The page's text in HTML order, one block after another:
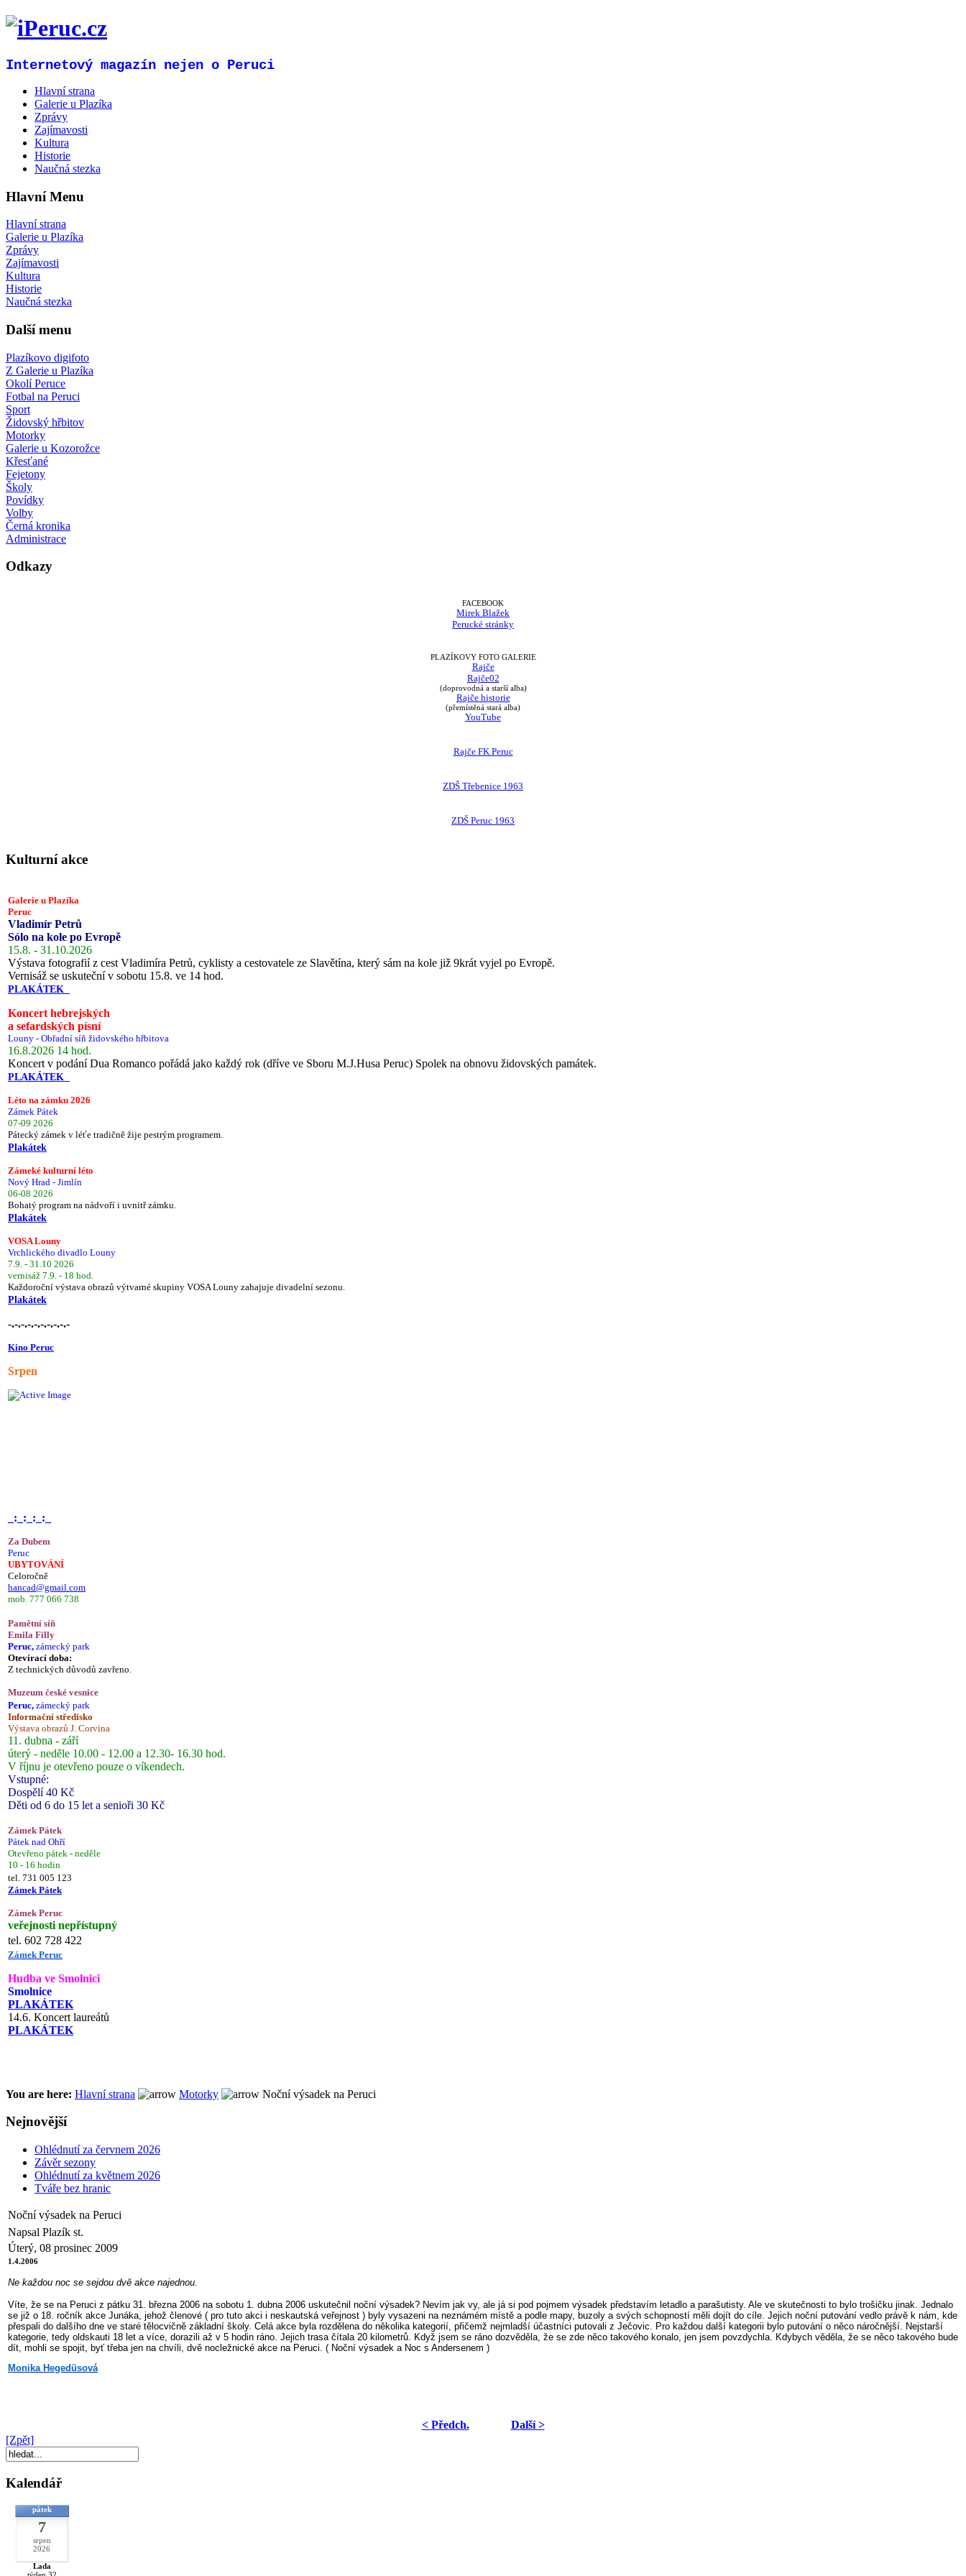
Internetový magazín nejen o Peruci
Hlavní strana
Galerie u Plazíka
Zprávy
Zajímavosti
Kultura
Historie
Naučná stezka
Hlavní Menu
Hlavní strana
Galerie u Plazíka
Zprávy
Zajímavosti
Kultura
Historie
Naučná stezka
Další menu
Plazíkovo digifoto
Z Galerie u Plazíka
Okolí Peruce
Fotbal na Peruci
Sport
Židovský hřbitov
Motorky
Galerie u Kozorožce
Křesťané
Fejetony
Školy
Povídky
Volby
Černá kronika
Administrace
Odkazy
FACEBOOK
Mirek Blažek
Perucké stránky
PLAZÍKOVY FOTO GALERIE
Rajče
Rajče02
(doprovodná a starší alba)
Rajče historie
(přemístěná stará alba)
YouTube
Rajče FK Peruc
ZDŠ Třebenice 1963
ZDŠ Peruc 1963
Kulturní akce
Galerie u Plazíka
Peruc
Vladimír Petrů
Sólo na kole po Evropě
15.8. - 31.10.2026
Výstava fotografií z cest Vladimíra Petrů, cyklisty a cestovatele ze Slavětína, který sám na kole již 9krát vyjel po Evropě.
Vernisáž se uskuteční v sobotu 15.8. ve 14 hod.
PLAKÁTEK
Koncert hebrejských
a sefardských písní
Louny - Obřadní síň židovského hřbitova
16.8.2026 14 hod.
Koncert v podání Dua Romanco pořádá jako každý rok (dříve ve Sboru M.J.Husa Peruc) Spolek na obnovu židovských památek.
PLAKÁTEK
Léto na zámku 2026
Zámek Pátek
07-09 2026
Pátecký zámek v léťe tradičně žije pestrým programem.
Plakátek
Zámeké kulturní léto
Nový Hrad - Jimlín
06-08 2026
Bohatý program na nádvoří i uvnitř zámku.
Plakátek
VOSA Louny
Vrchlického divadlo Louny
7.9. - 31.10 2026
vernisáž 7.9. - 18 hod.
Každoroční výstava obrazů výtvarné skupiny VOSA Louny zahajuje divadelní sezonu.
Plakátek
-.-.-.-.-.-.-.-.-.-
Kino Peruc
Srpen
_:_:_:_:_
Za Dubem
Peruc
UBYTOVÁNÍ
Celoročně
hancad@gmail.com
mob. 777 066 738
Pamětní síň
Emila Filly
Peruc, zámecký park
Otevírací doba:
Z technických důvodů zavřeno.
Muzeum české vesnice
Peruc, zámecký park
Informační středisko
Výstava obrazů J. Corvina
11. dubna - září
úterý - neděle 10.00 - 12.00 a 12.30- 16.30 hod.
V říjnu je otevřeno pouze o víkendech.
Vstupné:
Dospělí 40 Kč
Děti od 6 do 15 let a senioři 30 Kč
Zámek Pátek
Pátek nad Ohří
Otevřeno pátek - neděle
10 - 16 hodin
tel. 731 005 123
Zámek Pátek
Zámek Peruc
veřejnosti nepřístupný
tel. 602 728 422
Zámek Peruc
Hudba ve Smolnici
Smolnice
PLAKÁTEK
14.6. Koncert laureátů
PLAKÁTEK
You are here: Hlavní strana Motorky Noční výsadek na Peruci
Nejnovější
Ohlédnutí za červnem 2026
Závěr sezony
Ohlédnutí za květnem 2026
Tváře bez hranic
Noční výsadek na Peruci
Napsal Plazík st.
Úterý, 08 prosinec 2009
1.4.2006
Ne každou noc se sejdou dvě akce najednou.
Víte, že se na Peruci z pátku 31. března 2006 na sobotu 1. dubna 2006 uskutečnil noční výsadek? Nevím jak vy, ale já si pod pojmem výsadek představím letadlo a parašutisty. Ale ve skutečnosti to bylo trošičku jinak. Jednalo
se již o 18. ročník akce Junáka, jehož členové ( pro tuto akci i neskautská veřejnost ) byly vysazeni na neznámém místě a podle mapy, buzoly a svých schopností měli dojít do cíle. Jejich noční putování vedlo právě k nám, kde
přespali do dalšího dne ve staré tělocvičně základní školy. Celá akce byla rozdělena do několika kategorií, přičemž nejmladší účastníci putovali z Ječovic. Pro každou další kategorii bylo putování o něco náročnější. Nejstarší
kategorie, tedy oldskauti 18 let a více, dorazili až v 5 hodin ráno. Jejich trasa čítala 20 kilometrů. Když jsem se ráno dozvěděla, že se zde něco takového konalo, jen jsem povzdychla. Kdybych věděla, že se něco takového bude
dít, mohli se spojit, byť třeba jen na chvíli, dvě nocležnické akce na Peruci. ( Noční výsadek a Noc s Andersenem )
Monika Hegedüsová
< Předch.
Další >
[Zpět]
Kalendář
pátek
7
srpen
2026
Lada
týden 32